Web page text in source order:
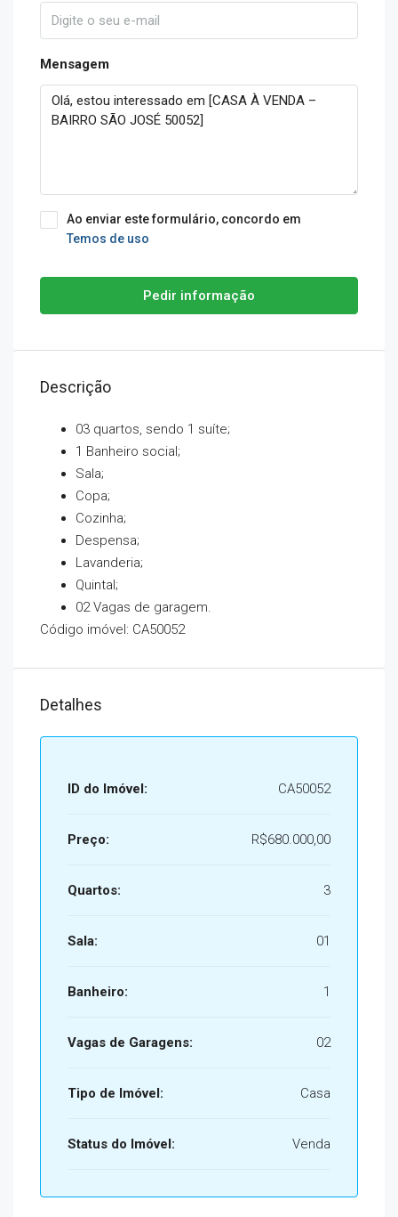
Mensagem
Ao enviar este formulário, concordo em
Temos de uso
Pedir informação
Descrição
03 quartos, sendo 1 suíte;
1 Banheiro social;
Sala;
Copa;
Cozinha;
Despensa;
Lavanderia;
Quintal;
02 Vagas de garagem.
Código imóvel: CA50052
Detalhes
ID do Imóvel: CA50052
Preço: R$680.000,00
Quartos: 3
Sala: 01
Banheiro: 1
Vagas de Garagens: 02
Tipo de Imóvel: Casa
Status do Imóvel: Venda